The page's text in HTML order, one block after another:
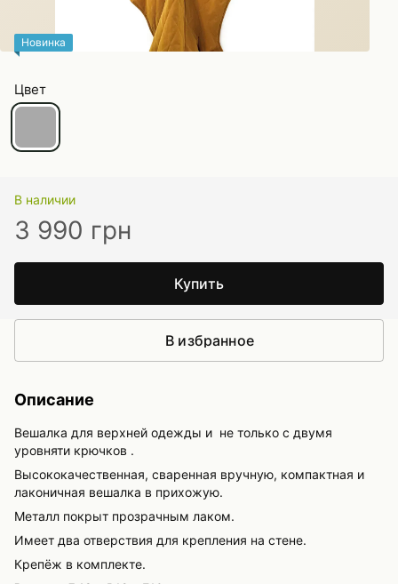
Новинка
Цвет
В наличии
3 990 грн
Купить
В избранное
Описание
Вешалка для верхней одежды и не только с двумя
уровняти крючков .
Высококачественная, сваренная вручную, компактная и
лаконичная вешалка в прихожую.
Металл покрыт прозрачным лаком.
Имеет два отверствия для крепления на стене.
Крепёж в комплекте.